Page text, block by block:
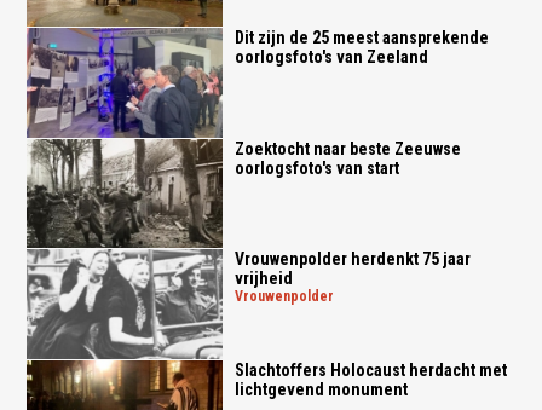
Dit zijn de 25 meest aansprekende
oorlogsfoto's van Zeeland
Zoektocht naar beste Zeeuwse
oorlogsfoto's van start
Vrouwenpolder herdenkt 75 jaar
vrijheid
vrouwenpolder
Slachtoffers Holocaust herdacht met
lichtgevend monument